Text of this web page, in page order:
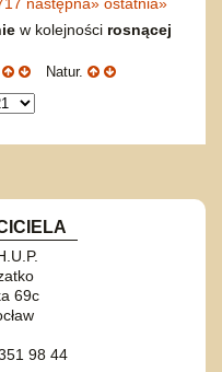
w kolejności rosnącej
Natur.
69c
98 44